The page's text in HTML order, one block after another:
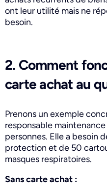
ont leur utilité mais ne
besoin.
2. Comment
carte achat au
Prenons un exemple
responsable
personnes. Elle a besoin
protection et de 50
masques respiratoires.
Sans carte achat :